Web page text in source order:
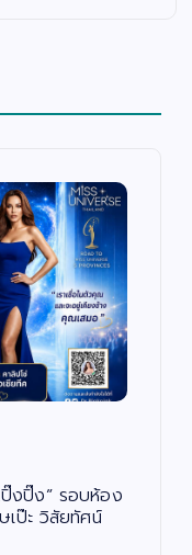
.ปิ๊งปิ๊ง” รอบห้อง
ป๊ะ วิสัยทัศน์